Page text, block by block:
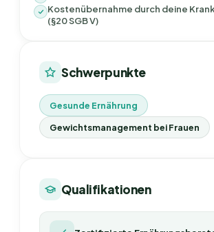
Kostenübernahme durch deine
(§20 SGB V)
Schwerpunkte
Gesunde Ernährung
Gewichtsmanagement bei Frauen
Qualifikationen